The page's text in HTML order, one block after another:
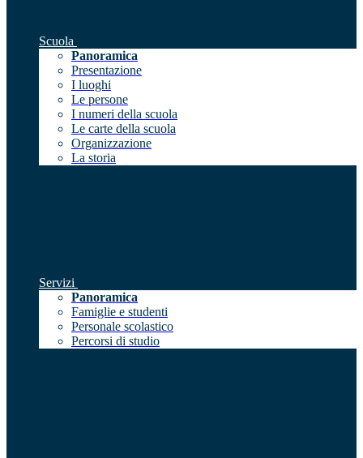
Scuola
Panoramica
Presentazione
I luoghi
Le persone
I numeri della scuola
Le carte della scuola
Organizzazione
La storia
Servizi
Panoramica
Famiglie e studenti
Personale scolastico
Percorsi di studio